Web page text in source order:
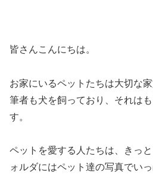
皆さんこんにちは。
お家にいるペットたちは大切な家
筆者も犬を飼っており、それは
す。
ペットを愛する人たちは、きっ
ォルダにはペット達の写真でい